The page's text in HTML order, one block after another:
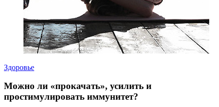
Здоровье
Можно ли «прокачать», усилить и
простимулировать иммунитет?